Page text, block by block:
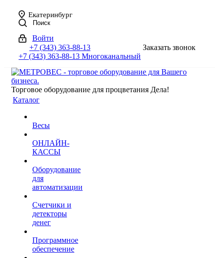
Екатеринбург
Поиск
Войти
+7 (343) 363-88-13
+7 (343) 363-88-13 Многоканальный
Заказать звонок
Торговое оборудование для процветания Дела!
Каталог
Весы
ОНЛАЙН-
КАССЫ
Оборудование
для
автоматизации
Счетчики и
детекторы
денег
Программное
обеспечение